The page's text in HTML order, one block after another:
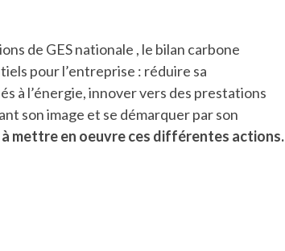
de GES nationale , le bilan carbone
pour l’entreprise : réduire sa
à l’énergie, innover vers des prestations
son image et se démarquer par son
à mettre en oeuvre ces différentes actions.